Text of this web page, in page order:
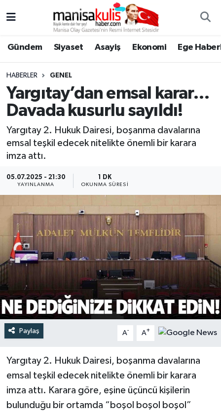
Gündem Siyaset Asayiş Ekonomi Ege
HABERLER GENEL
Yargıtay’dan emsal karar…
Davada kusurlu sayıldı!
Yargıtay 2. Hukuk Dairesi, boşanma davalarına
emsal teşkil edecek nitelikte önemli bir karara
imza attı.
05.07.2025 - 21:30
YAYINLANMA
1 DK
OKUNMA SÜRESI
Paylaş A- A+
Yargıtay 2. Hukuk Dairesi, boşanma davalarına
emsal teşkil edecek nitelikte önemli bir karara
imza attı. Karara göre, eşine üçüncü kişilerin
bulunduğu bir ortamda “boşol boşol boşol”
Ege Haberleri
Ekonomi
Genel
Gündem
Siyaset
Spor
Türkiye
Yaşam
Yunusemre Hava Durumu
Yunusemre Trafik Yoğunluk Haritası
Süper Lig Puan Durumu ve Fikstür
Tüm Manşetler
Haber Arşivi